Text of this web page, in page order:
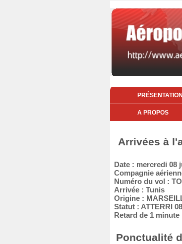
PRÉSENTATION
A PROPOS
Arrivées à
Date : mercredi 08
Compagnie
Numéro du vol :
Arrivée : Tunis
Origine :
Statut : ATTERRI
Retard de 1 minute
Ponctualité